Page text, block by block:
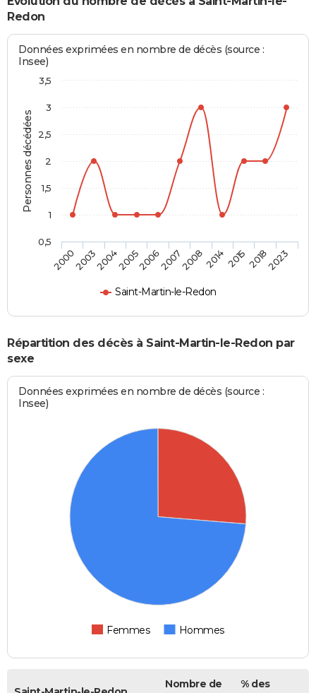
Redon
Personnes décédées
Données exprimées en nombre de décès (source :
Insee)
Saint-Martin-le-Redon
20002003200420052006200720082014201520182023
0,5
1
1,5
2
2,5
3
3,5
Répartition des décès à Saint-Martin-le-Redon par
sexe
Données exprimées en nombre de décès (source :
Insee)
Femmes Hommes
Nombre de
% des